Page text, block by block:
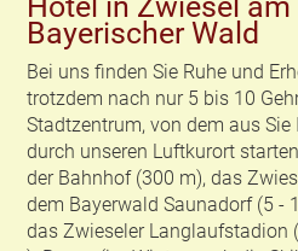
Bayerischer Wald
Bei uns finden Sie Ruhe und
trotzdem nach nur 5 bis 10
Stadtzentrum, von dem aus Sie
durch unseren Luftkurort
der Bahnhof (300 m), das
dem Bayerwald Saunadorf (5 -
das Zwieseler Langlaufstadion